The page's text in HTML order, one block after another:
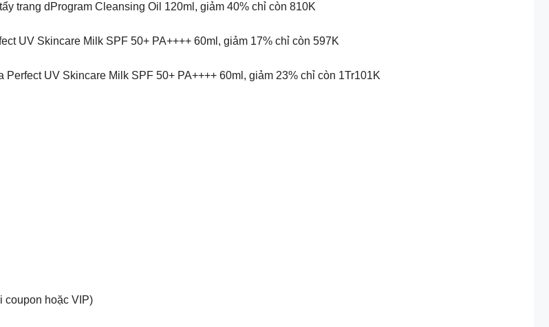
trang dProgram Cleansing Oil 120ml, giảm 40% chỉ còn 810K
UV Skincare Milk SPF 50+ PA++++ 60ml, giảm 17% chỉ còn 597K
UV Skincare Milk SPF 50+ PA++++ 60ml, giảm 23% chỉ còn 1Tr101K
coupon hoặc VIP)